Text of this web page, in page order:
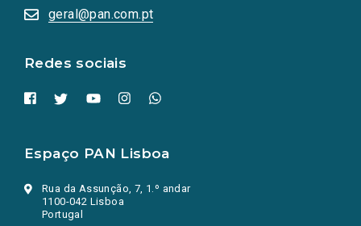
geral@pan.com.pt
Redes sociais
numa
nova
Espaço PAN Lisboa
Rua da Assunção, 7, 1.º andar
1100-042 Lisboa
Portugal